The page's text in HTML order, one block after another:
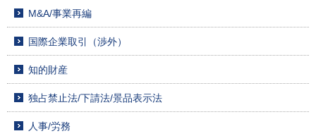
M&A/事業再編
国際企業取引（渉外）
知的財産
独占禁止法/下請法/景品表示法
人事/労務